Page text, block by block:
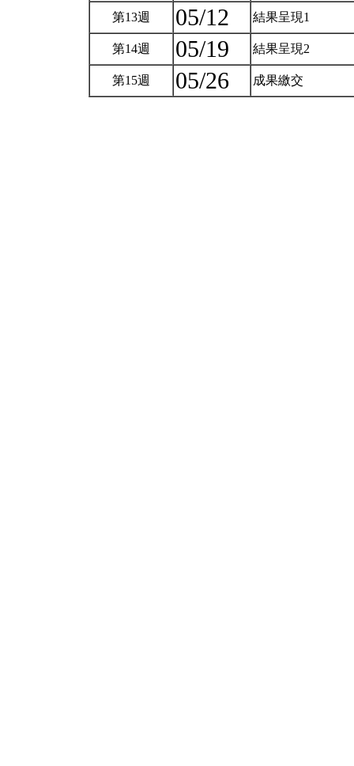
第13週 05/12 結果呈現1
第14週 05/19 結果呈現2
第15週 05/26 成果繳交